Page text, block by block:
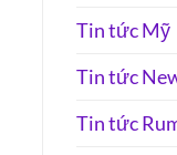
Tin tức Mỹ
Tin tức
Tin tức